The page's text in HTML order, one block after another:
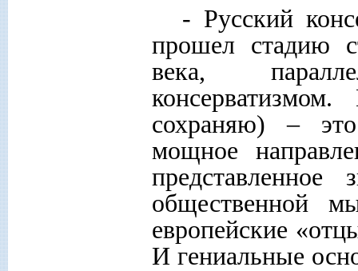
- Русский
прошел стадию
века,
сохраняю) – это
мощное
общественной
европейские
И гениальные